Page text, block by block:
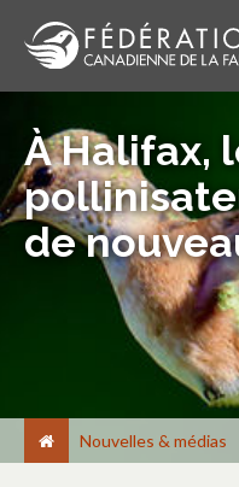
À Halifax,
de
Nouvelles & médias